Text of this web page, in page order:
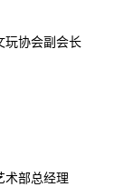
玩协会副会长
术部总经理